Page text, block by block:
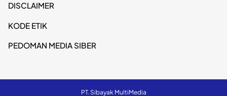
DISCLAIMER
KODE ETIK
PEDOMAN MEDIA SIBER
PT. Sibayak MultiMedia